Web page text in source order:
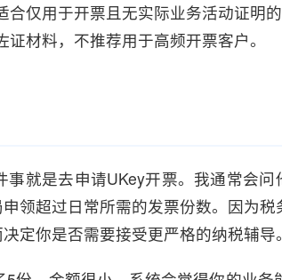
合仅用于开票且无实际业务活动证明
材料，不推荐用于高频开票客户。
就是去申请UKey开票。我通常会
领超过日常所需的发票份数。因为
定你是否需要接受更严格的纳税辅导。